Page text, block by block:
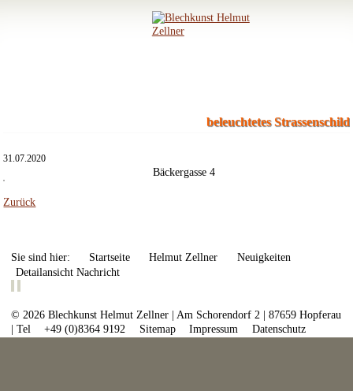
beleuchtetes Strassenschild
31.07.2020
Bäckergasse 4
Zurück
Sie sind hier: Startseite Helmut Zellner
Neuigkeiten
Detailansicht Nachricht
© 2026 Blechkunst Helmut Zellner | Am Schorendorf 2 | 87659 Hopferau
| Tel
+49 (0)8364 9192 Sitemap Impressum Datenschutz